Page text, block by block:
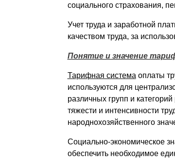
социального страхования,
Учет труда и заработной
качеством труда, за
Понятие и значение
Тарифная система оплаты
используются для
различных групп и
тяжести и интенсивности
народнохозяйственного
Социально-экономическое
обеспечить необходимое